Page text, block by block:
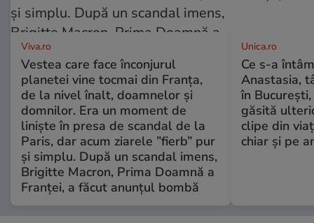
Viva.ro
Vestea care face înconjurul
planetei vine tocmai din Franța,
de la nivel înalt, doamnelor și
domnilor. Era un moment de
liniște în presa de scandal de la
Paris, dar acum ziarele ”fierb” pur
și simplu. După un scandal imens,
Brigitte Macron, Prima Doamnă a
Franței, a făcut anunțul bombă
Unica.ro
Ce s-a
Anastasia,
în
găsită
clipe din
chiar și pe